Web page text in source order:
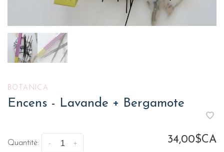
BOTANICA
Encens - Lavande + Bergamote
Quantité: +
- 34,00$CA